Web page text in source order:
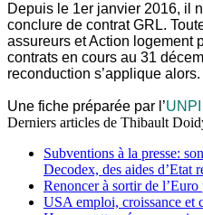
Depuis le 1er janvier 2016, il
conclure de contrat GRL.
assureurs et Action logement
contrats en cours au 31
reconduction s’applique alors.
Une fiche préparée par l’UNPI
Derniers articles de Thibault
Subventions à la presse:
Decodex, des aides d’Etat
Renoncer à sortir de
USA emploi, croissance et